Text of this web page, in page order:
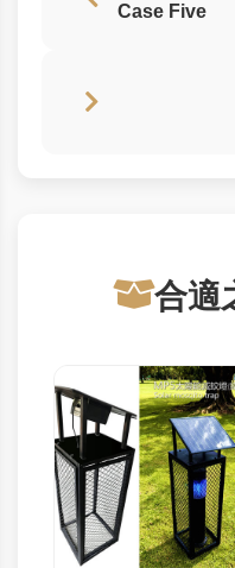
Case Five
合適